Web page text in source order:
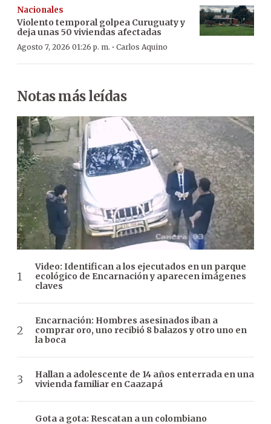
Nacionales
Violento temporal golpea Curuguaty y
deja unas 50 viviendas afectadas
Agosto 7, 2026 01:26 p. m. · Carlos Aquino
Notas más leídas
Video: Identifican a los ejecutados en un parque
ecológico de Encarnación y aparecen imágenes
claves
Encarnación: Hombres asesinados iban a
comprar oro, uno recibió 8 balazos y otro uno en
la boca
Hallan a adolescente de 14 años enterrada en una
vivienda familiar en Caazapá
Gota a gota: Rescatan a un colombiano